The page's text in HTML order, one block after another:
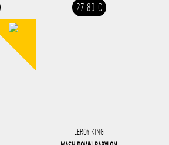
27.80 €
LEROY KING